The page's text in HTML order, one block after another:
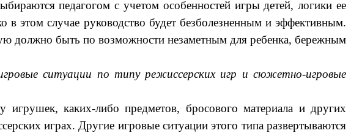
педагогом с учетом особенностей игры детей, логики ее
в этом случае руководство будет безболезненным и эффективным.
должно быть по возможности незаметным для ребенка, бережным
ситуации по типу режиссерских игр и сюжетно-игровые
игрушек, каких-либо предметов, бросового материала и других
играх. Другие игровые ситуации этого типа развертываются